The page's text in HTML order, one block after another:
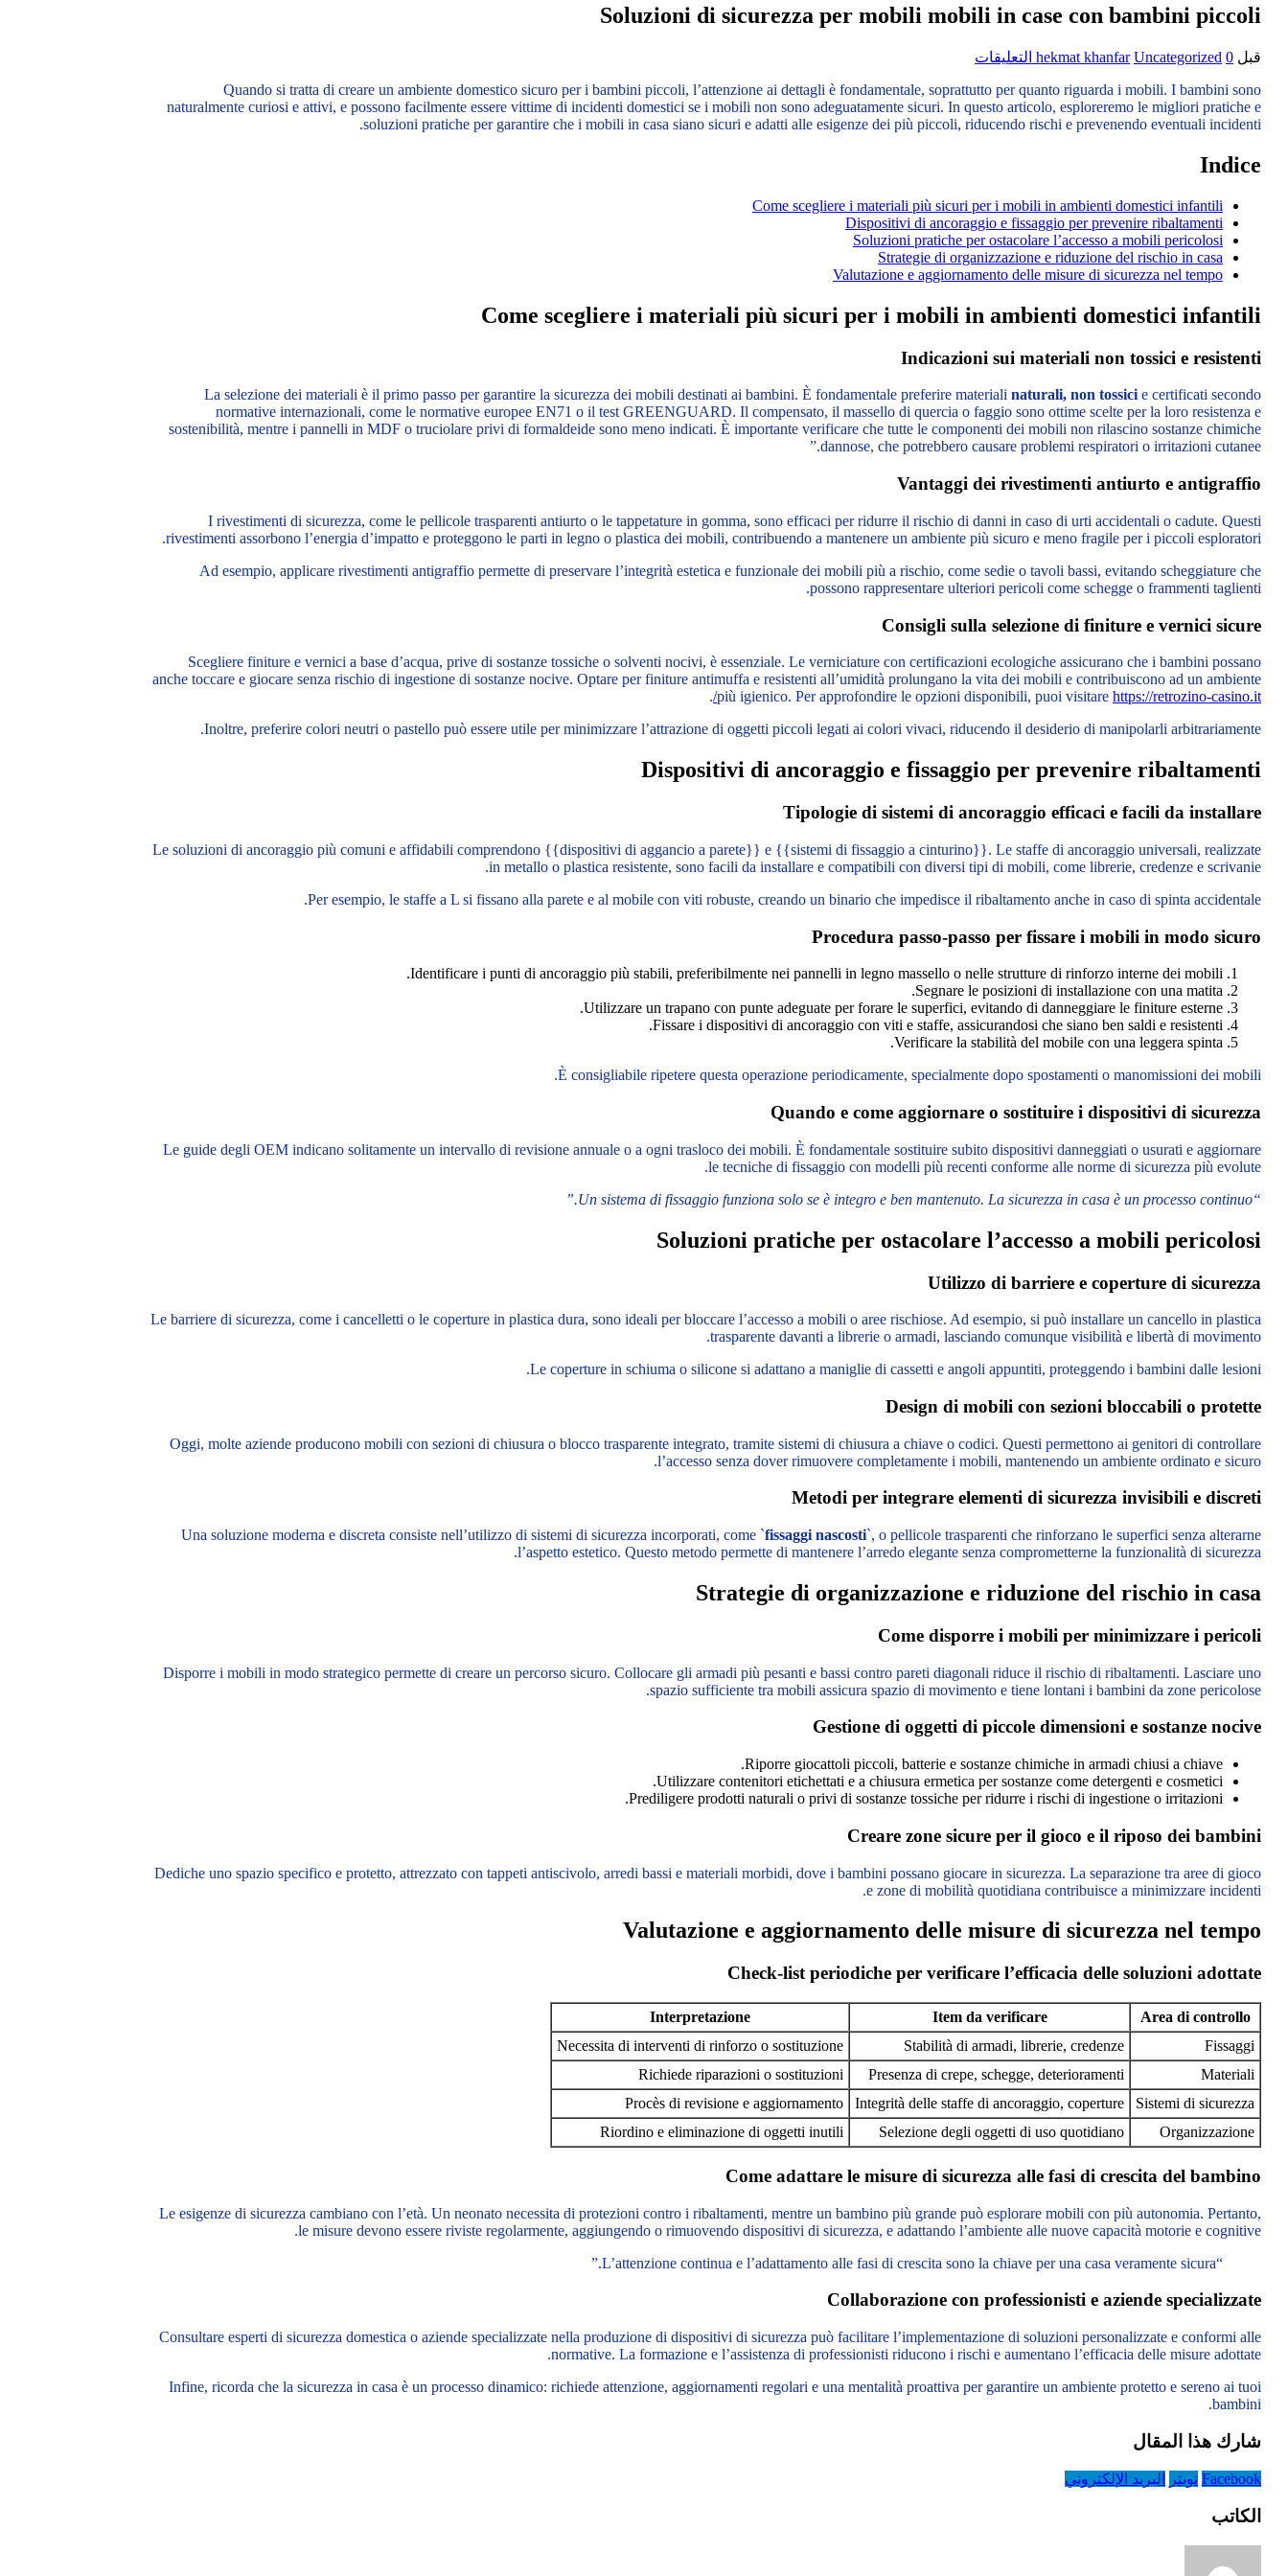
Soluzioni di sicurezza per mobili mobili in case con bambini piccoli
قبل hekmat khanfar Uncategorized 0 التعليقات
Quando si tratta di creare un ambiente domestico sicuro per i bambini piccoli, l’attenzione ai dettagli è fondamentale, soprattutto per quanto riguarda i mobili. I bambini sono
naturalmente curiosi e attivi, e possono facilmente essere vittime di incidenti domestici se i mobili non sono adeguatamente sicuri. In questo articolo, esploreremo le migliori pratiche e
soluzioni pratiche per garantire che i mobili in casa siano sicuri e adatti alle esigenze dei più piccoli, riducendo rischi e prevenendo eventuali incidenti.
Indice
Come scegliere i materiali più sicuri per i mobili in ambienti domestici infantili
Dispositivi di ancoraggio e fissaggio per prevenire ribaltamenti
Soluzioni pratiche per ostacolare l’accesso a mobili pericolosi
Strategie di organizzazione e riduzione del rischio in casa
Valutazione e aggiornamento delle misure di sicurezza nel tempo
Come scegliere i materiali più sicuri per i mobili in ambienti domestici infantili
Indicazioni sui materiali non tossici e resistenti
La selezione dei materiali è il primo passo per garantire la sicurezza dei mobili destinati ai bambini. È fondamentale preferire materiali naturali, non tossicie certificati secondo
normative internazionali, come le normative europee EN71 o il test GREENGUARD. Il compensato, il massello di quercia o faggio sono ottime scelte per la loro resistenza e
sostenibilità, mentre i pannelli in MDF o truciolare privi di formaldeide sono meno indicati. È importante verificare che tutte le componenti dei mobili non rilascino sostanze chimiche
dannose, che potrebbero causare problemi respiratori o irritazioni cutanee.”
Vantaggi dei rivestimenti antiurto e antigraffio
I rivestimenti di sicurezza, come le pellicole trasparenti antiurto o le tappetature in gomma, sono efficaci per ridurre il rischio di danni in caso di urti accidentali o cadute. Questi
rivestimenti assorbono l’energia d’impatto e proteggono le parti in legno o plastica dei mobili, contribuendo a mantenere un ambiente più sicuro e meno fragile per i piccoli esploratori.
Ad esempio, applicare rivestimenti antigraffio permette di preservare l’integrità estetica e funzionale dei mobili più a rischio, come sedie o tavoli bassi, evitando scheggiature che
possono rappresentare ulteriori pericoli come schegge o frammenti taglienti.
Consigli sulla selezione di finiture e vernici sicure
Scegliere finiture e vernici a base d’acqua, prive di sostanze tossiche o solventi nocivi, è essenziale. Le verniciature con certificazioni ecologiche assicurano che i bambini possano
anche toccare e giocare senza rischio di ingestione di sostanze nocive. Optare per finiture antimuffa e resistenti all’umidità prolungano la vita dei mobili e contribuiscono ad un ambiente
più igienico. Per approfondire le opzioni disponibili, puoi visitare https://retrozino-casino.it/
.
Inoltre, preferire colori neutri o pastello può essere utile per minimizzare l’attrazione di oggetti piccoli legati ai colori vivaci, riducendo il desiderio di manipolarli arbitrariamente.
Dispositivi di ancoraggio e fissaggio per prevenire ribaltamenti
Tipologie di sistemi di ancoraggio efficaci e facili da installare
Le soluzioni di ancoraggio più comuni e affidabili comprendono {{dispositivi di aggancio a parete}} e {{sistemi di fissaggio a cinturino}}. Le staffe di ancoraggio universali, realizzate
in metallo o plastica resistente, sono facili da installare e compatibili con diversi tipi di mobili, come librerie, credenze e scrivanie.
Per esempio, le staffe a L si fissano alla parete e al mobile con viti robuste, creando un binario che impedisce il ribaltamento anche in caso di spinta accidentale.
Procedura passo-passo per fissare i mobili in modo sicuro
Identificare i punti di ancoraggio più stabili, preferibilmente nei pannelli in legno massello o nelle strutture di rinforzo interne dei mobili.
Segnare le posizioni di installazione con una matita.
Utilizzare un trapano con punte adeguate per forare le superfici, evitando di danneggiare le finiture esterne.
Fissare i dispositivi di ancoraggio con viti e staffe, assicurandosi che siano ben saldi e resistenti.
Verificare la stabilità del mobile con una leggera spinta.
È consigliabile ripetere questa operazione periodicamente, specialmente dopo spostamenti o manomissioni dei mobili.
Quando e come aggiornare o sostituire i dispositivi di sicurezza
Le guide degli OEM indicano solitamente un intervallo di revisione annuale o a ogni trasloco dei mobili. È fondamentale sostituire subito dispositivi danneggiati o usurati e aggiornare
le tecniche di fissaggio con modelli più recenti conforme alle norme di sicurezza più evolute.
“Un sistema di fissaggio funziona solo se è integro e ben mantenuto. La sicurezza in casa è un processo continuo.”
Soluzioni pratiche per ostacolare l’accesso a mobili pericolosi
Utilizzo di barriere e coperture di sicurezza
Le barriere di sicurezza, come i cancelletti o le coperture in plastica dura, sono ideali per bloccare l’accesso a mobili o aree rischiose. Ad esempio, si può installare un cancello in plastica
trasparente davanti a librerie o armadi, lasciando comunque visibilità e libertà di movimento.
Le coperture in schiuma o silicone si adattano a maniglie di cassetti e angoli appuntiti, proteggendo i bambini dalle lesioni.
Design di mobili con sezioni bloccabili o protette
Oggi, molte aziende producono mobili con sezioni di chiusura o blocco trasparente integrato, tramite sistemi di chiusura a chiave o codici. Questi permettono ai genitori di controllare
l’accesso senza dover rimuovere completamente i mobili, mantenendo un ambiente ordinato e sicuro.
Metodi per integrare elementi di sicurezza invisibili e discreti
Una soluzione moderna e discreta consiste nell’utilizzo di sistemi di sicurezza incorporati, come `fissaggi nascosti`, o pellicole trasparenti che rinforzano le superfici senza alterarne
l’aspetto estetico. Questo metodo permette di mantenere l’arredo elegante senza comprometterne la funzionalità di sicurezza.
Strategie di organizzazione e riduzione del rischio in casa
Come disporre i mobili per minimizzare i pericoli
Disporre i mobili in modo strategico permette di creare un percorso sicuro. Collocare gli armadi più pesanti e bassi contro pareti diagonali riduce il rischio di ribaltamenti. Lasciare uno
spazio sufficiente tra mobili assicura spazio di movimento e tiene lontani i bambini da zone pericolose.
Gestione di oggetti di piccole dimensioni e sostanze nocive
Riporre giocattoli piccoli, batterie e sostanze chimiche in armadi chiusi a chiave.
Utilizzare contenitori etichettati e a chiusura ermetica per sostanze come detergenti e cosmetici.
Prediligere prodotti naturali o privi di sostanze tossiche per ridurre i rischi di ingestione o irritazioni.
Creare zone sicure per il gioco e il riposo dei bambini
Dediche uno spazio specifico e protetto, attrezzato con tappeti antiscivolo, arredi bassi e materiali morbidi, dove i bambini possano giocare in sicurezza. La separazione tra aree di gioco
e zone di mobilità quotidiana contribuisce a minimizzare incidenti.
Valutazione e aggiornamento delle misure di sicurezza nel tempo
Check-list periodiche per verificare l’efficacia delle soluzioni adottate
Area di controllo
Item da verificare
Interpretazione
Fissaggi
Stabilità di armadi, librerie, credenze
Necessita di interventi di rinforzo o sostituzione
Materiali
Presenza di crepe, schegge, deterioramenti
Richiede riparazioni o sostituzioni
Sistemi di sicurezza
Integrità delle staffe di ancoraggio, coperture
Procès di revisione e aggiornamento
Organizzazione
Selezione degli oggetti di uso quotidiano
Riordino e eliminazione di oggetti inutili
Come adattare le misure di sicurezza alle fasi di crescita del bambino
Le esigenze di sicurezza cambiano con l’età. Un neonato necessita di protezioni contro i ribaltamenti, mentre un bambino più grande può esplorare mobili con più autonomia. Pertanto,
le misure devono essere riviste regolarmente, aggiungendo o rimuovendo dispositivi di sicurezza, e adattando l’ambiente alle nuove capacità motorie e cognitive.
“L’attenzione continua e l’adattamento alle fasi di crescita sono la chiave per una casa veramente sicura.”
Collaborazione con professionisti e aziende specializzate
Consultare esperti di sicurezza domestica o aziende specializzate nella produzione di dispositivi di sicurezza può facilitare l’implementazione di soluzioni personalizzate e conformi alle
normative. La formazione e l’assistenza di professionisti riducono i rischi e aumentano l’efficacia delle misure adottate.
Infine, ricorda che la sicurezza in casa è un processo dinamico: richiede attenzione, aggiornamenti regolari e una mentalità proattiva per garantire un ambiente protetto e sereno ai tuoi
bambini.
شارك هذا المقال
Facebook تويتر البريد الإلكتروني
الكاتب